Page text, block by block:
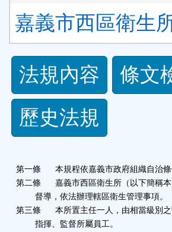
嘉義市西區衛生
法
規
功
按
鈕
法規內容 條文
歷史法規
第一條
本規程依嘉義市政府組織自治
第二條
嘉義市西區衛生所（以下簡稱
督導，依法辦理轄區衛生管理事項。
第三條
本所置主任一人，由相當級別
指揮、監督所屬員工。